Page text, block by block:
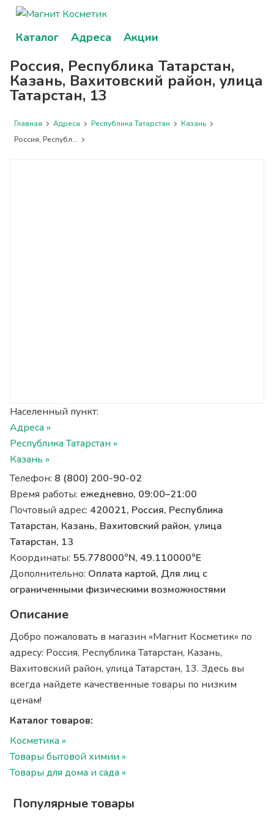
Каталог Адреса Акции
Россия, Республика Татарстан,
Казань, Вахитовский район, улица
Татарстан, 13
Главная Адреса Республика Татарстан
Казань
Россия, Республ...
Населенный пункт:
Адреса »
Республика Татарстан »
Казань »
Телефон: 8 (800) 200-90-02
Время работы: ежедневно, 09:00–21:00
Почтовый адрес: 420021, Россия, Республика
Татарстан, Казань, Вахитовский район, улица
Татарстан, 13
Координаты: 55.778000°N, 49.110000°E
Дополнительно: Оплата картой, Для лиц с
ограниченными физическими возможностями
Описание
Добро пожаловать в магазин «Магнит Косметик» по
адресу: Россия, Республика Татарстан, Казань,
Вахитовский район, улица Татарстан, 13. Здесь вы
всегда найдете качественные товары по низким
ценам!
Каталог товаров:
Косметика »
Товары бытовой химии »
Товары для дома и сада »
Популярные товары